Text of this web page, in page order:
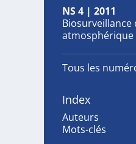
NS 4 | 2011
atmosphérique
Tous les
Index
Auteurs
Mots-clés